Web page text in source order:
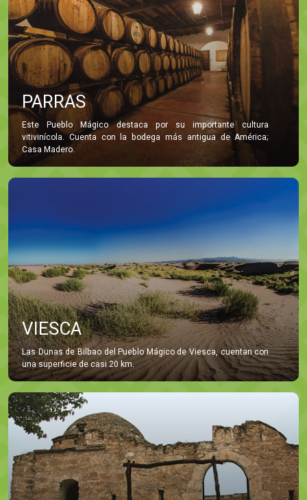
PARRAS
Este Pueblo Mágico destaca por su importante cultura
vitivinícola. Cuenta con la bodega más antigua de América;
Casa Madero.
VIESCA
Las Dunas de Bilbao del Pueblo Mágico de Viesca, cuentan con
una superficie de casi 20 km.